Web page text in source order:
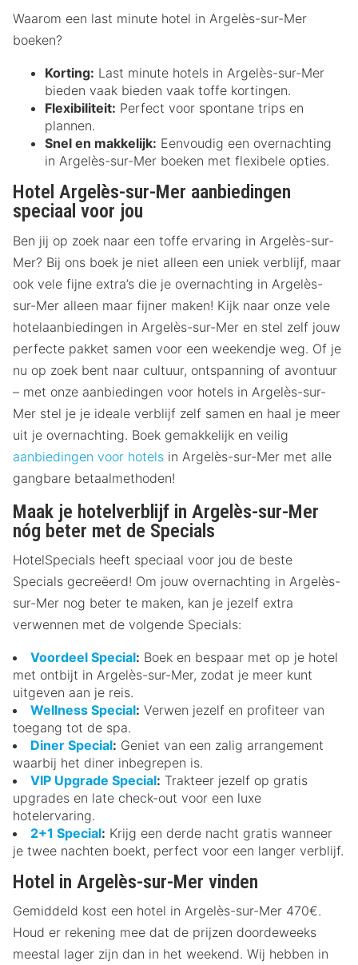
Waarom een last minute hotel in Argelès-sur-Mer
boeken?
Korting: Last minute hotels in Argelès-sur-Mer
bieden vaak bieden vaak toffe kortingen.
Flexibiliteit: Perfect voor spontane trips en
plannen.
Snel en makkelijk: Eenvoudig een overnachting
in Argelès-sur-Mer boeken met flexibele opties.
Hotel Argelès-sur-Mer aanbiedingen
speciaal voor jou
Ben jij op zoek naar een toffe ervaring in Argelès-sur-
Mer? Bij ons boek je niet alleen een uniek verblijf, maar
ook vele fijne extra’s die je overnachting in Argelès-
sur-Mer alleen maar fijner maken! Kijk naar onze vele
hotelaanbiedingen in Argelès-sur-Mer en stel zelf jouw
perfecte pakket samen voor een weekendje weg. Of je
nu op zoek bent naar cultuur, ontspanning of avontuur
– met onze aanbiedingen voor hotels in Argelès-sur-
Mer stel je je ideale verblijf zelf samen en haal je meer
uit je overnachting. Boek gemakkelijk en veilig
aanbiedingen voor hotels in Argelès-sur-Mer met alle
gangbare betaalmethoden!
Maak je hotelverblijf in Argelès-sur-Mer
nóg beter met de Specials
HotelSpecials heeft speciaal voor jou de beste
Specials gecreëerd! Om jouw overnachting in Argelès-
sur-Mer nog beter te maken, kan je jezelf extra
verwennen met de volgende Specials:
Voordeel Special: Boek en bespaar met op je hotel
met ontbijt in Argelès-sur-Mer, zodat je meer kunt
uitgeven aan je reis.
Wellness Special: Verwen jezelf en profiteer van
toegang tot de spa.
Diner Special: Geniet van een zalig arrangement
waarbij het diner inbegrepen is.
VIP Upgrade Special: Trakteer jezelf op gratis
upgrades en late check-out voor een luxe
hotelervaring.
2+1 Special: Krijg een derde nacht gratis wanneer
je twee nachten boekt, perfect voor een langer verblijf.
Hotel in Argelès-sur-Mer vinden
Gemiddeld kost een hotel in Argelès-sur-Mer 470€.
Houd er rekening mee dat de prijzen doordeweeks
meestal lager zijn dan in het weekend. Wij hebben in